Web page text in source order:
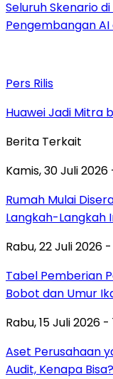
Seluruh Skenario
Pengembangan
Pers Rilis
Huawei Jadi Mitra
Berita Terkait
Kamis, 30 Juli 2026
Rumah Mulai
Langkah-Langkah
Rabu, 22 Juli 2026 -
Tabel Pemberian
Bobot dan Umur
Rabu, 15 Juli 2026 -
Aset Perusahaan
Audit, Kenapa Bisa?